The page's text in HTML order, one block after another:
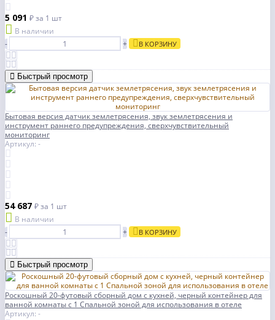
5 091 ₽за 1 шт
В наличии
-
+ В КОРЗИНУ
Быстрый просмотр
Бытовая версия датчик землетрясения, звук землетрясения и
инструмент раннего предупреждения, сверхчувствительный
мониторинг
Артикул: -
54 687 ₽за 1 шт
В наличии
-
+ В КОРЗИНУ
Быстрый просмотр
Роскошный 20-футовый сборный дом с кухней, черный контейнер для
ванной комнаты с 1 Спальной зоной для использования в отеле
Артикул: -